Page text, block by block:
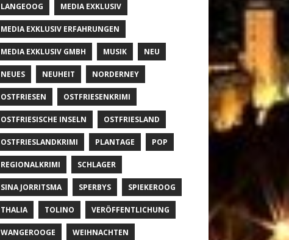
LANGEOOG MEDIA EXKLUSIV
MEDIA EXKLUSIV ERFAHRUNGEN
MEDIA EXKLUSIV GMBH MUSIK NEU
NEUES NEUHEIT NORDERNEY
OSTFRIESEN OSTFRIESENKRIMI
OSTFRIESISCHE INSELN OSTFRIESLAND
OSTFRIESLANDKRIMI PLANTAGE POP
REGIONALKRIMI SCHLAGER
SINA JORRITSMA SPERBYS SPIEKEROOG
THALIA TOLINO VERÖFFENTLICHUNG
WANGEROOGE WEIHNACHTEN